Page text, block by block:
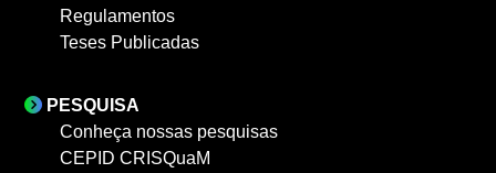
Regulamentos
Teses Publicadas
PESQUISA
Conheça nossas pesquisas
CEPID CRISQuaM